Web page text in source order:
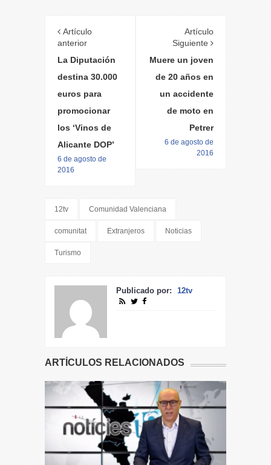
Artículo
anterior
La Diputación
destina 30.000
euros para
promocionar
los ‘Vinos de
Alicante DOP’
6 de agosto de
2016
Artículo
Siguiente
Muere un joven
de 20 años en
un accidente
de moto en
Petrer
6 de agosto de
2016
12tv Comunidad Valenciana
comunitat Extranjeros Noticias
Turismo
Publicado por: 12tv
ARTÍCULOS RELACIONADOS